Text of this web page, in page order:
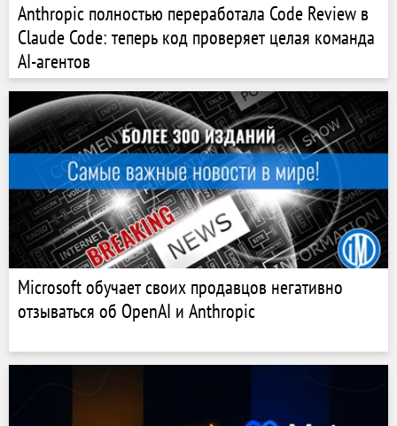
Anthropic полностью переработала Code Review в
Claude Code: теперь код проверяет целая команда
AI-агентов
Microsoft обучает своих продавцов негативно
отзываться об OpenAI и Anthropic